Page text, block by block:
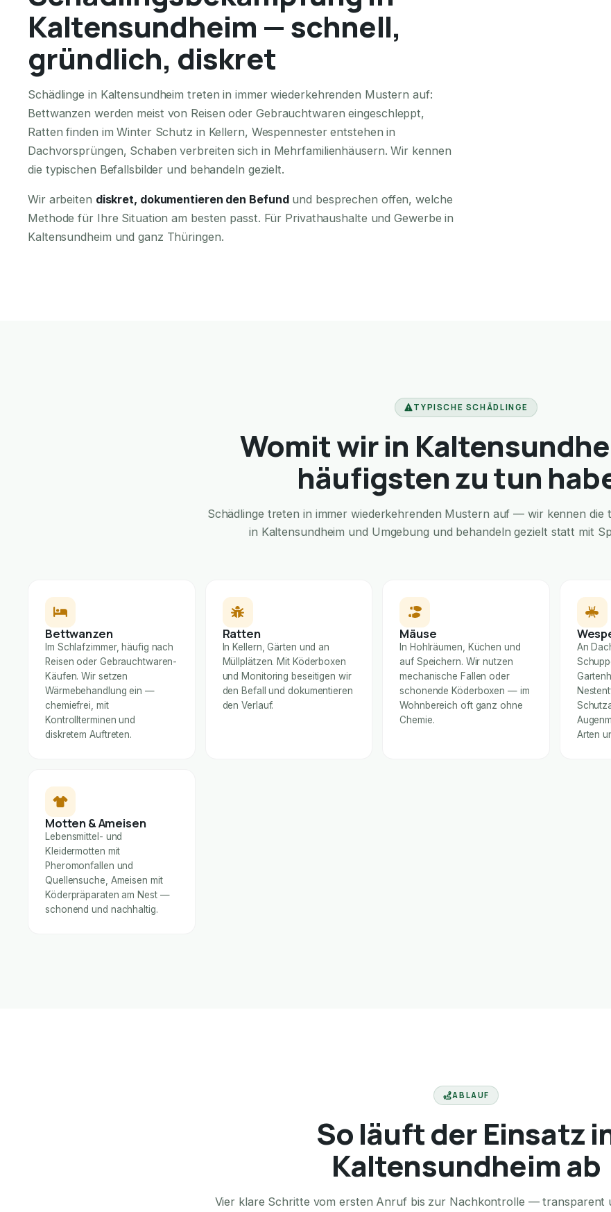
Kaltensundheim — schnell,
gründlich, diskret
Schädlinge in Kaltensundheim treten in immer wiederkehrenden Mustern auf:
Bettwanzen werden meist von Reisen oder Gebrauchtwaren eingeschleppt,
Ratten finden im Winter Schutz in Kellern, Wespennester entstehen in
Dachvorsprüngen, Schaben verbreiten sich in Mehrfamilienhäusern. Wir kennen
die typischen Befallsbilder und behandeln gezielt.
Wir arbeiten diskret, dokumentieren den Befundund besprechen offen, welche
Methode für Ihre Situation am besten passt. Für Privathaushalte und Gewerbe in
Kaltensundheim und ganz Thüringen.
TYPISCHE SCHÄDLINGE
Womit wir in
häufigsten zu tun
Schädlinge treten in immer wiederkehrenden Mustern auf — wir kennen die
in Kaltensundheim und Umgebung und behandeln gezielt statt mit
Bettwanzen
Im Schlafzimmer, häufig nach
Reisen oder Gebrauchtwaren-
Käufen. Wir setzen
Wärmebehandlung ein —
chemiefrei, mit
Kontrollterminen und
diskretem Auftreten.
Ratten
In Kellern, Gärten und an
Müllplätzen. Mit Köderboxen
und Monitoring beseitigen wir
den Befall und dokumentieren
den Verlauf.
Mäuse
In Hohlräumen, Küchen und
auf Speichern. Wir nutzen
mechanische Fallen oder
schonende Köderboxen — im
Wohnbereich oft ganz ohne
Chemie.
An
Arten
Motten & Ameisen
Lebensmittel- und
Kleidermotten mit
Pheromonfallen und
Quellensuche, Ameisen mit
Köderpräparaten am Nest —
schonend und nachhaltig.
ABLAUF
So läuft der Einsatz
Kaltensundheim ab
Vier klare Schritte vom ersten Anruf bis zur Nachkontrolle — transparent